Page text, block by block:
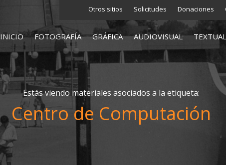
Otros sitios Solicitudes Donaciones
INICIO FOTOGRAFÍA GRÁFICA AUDIOVISUAL TEXTUAL
Estás viendo materiales asociados a la etiqueta:
Centro de Computación